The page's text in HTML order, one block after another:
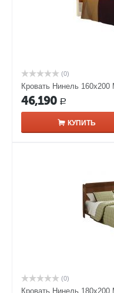
(0)
Кровать Нинель
46,190 Р
КУПИТЬ
(0)
Кровать Нинель